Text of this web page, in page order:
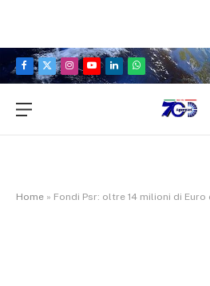
Facebook
X
Instagram
YouTubeLinkedInWhatsApp
Home » Fondi Psr: oltre 14 milioni di Euro